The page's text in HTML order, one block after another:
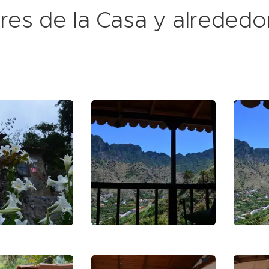
de la Casa y